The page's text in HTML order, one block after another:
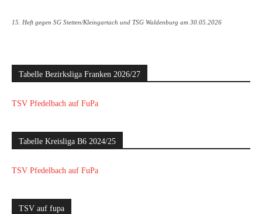
15. Heft gegen SG Stetten/Kleingartach und TSG Waldenburg am 30.05.2026
Tabelle Bezirksliga Franken 2026/27
TSV Pfedelbach auf FuPa
Tabelle Kreisliga B6 2024/25
TSV Pfedelbach auf FuPa
TSV auf fupa